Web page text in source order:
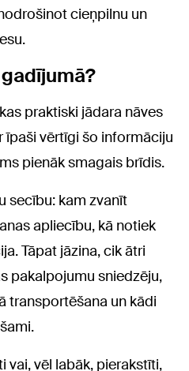
cieņpilnu un
praktiski jādara nāves
īpaši vērtīgi šo informāciju
pienāk smagais brīdis.
secību: kam zvanīt
apliecību, kā notiek
Tāpat jāzina, cik ātri
pakalpojumu sniedzēju,
transportēšana un kādi
vai, vēl labāk, pierakstīti,